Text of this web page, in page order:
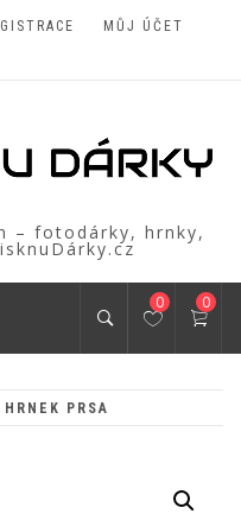
MŮJ ÚČET
– fotodárky, hrnky,
0 0
HRNEK PRSA